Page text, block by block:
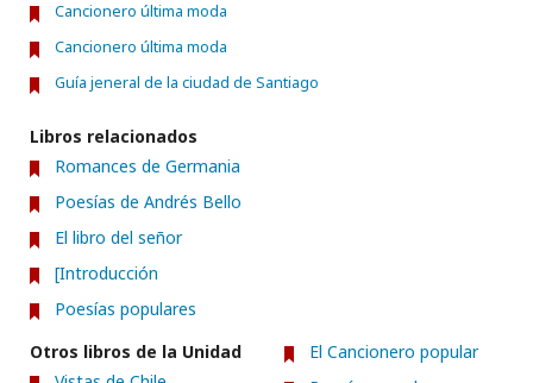
Cancionero última moda
Cancionero última moda
Guía jeneral de la ciudad de Santiago
Libros relacionados
Romances de Germania
Poesías de Andrés Bello
El libro del señor
[Introducción
Poesías populares
Otros libros de la Unidad
El Cancionero popular